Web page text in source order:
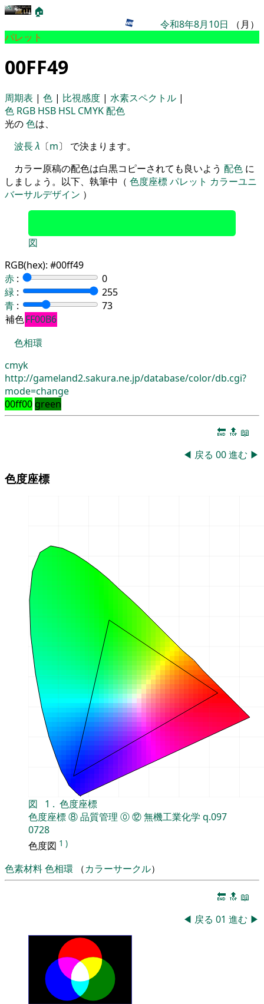
🏠
令和8年8月10日 （月）
パレット
00FF49
周期表 | 色 | 比視感度 | 水素スペクトル |
色 RGB HSB HSL CMYK配色
光の色は、
波長λ 〔m〕 で決まります。
カラー原稿の配色は白黒コピーされても良いよう 配色 に
しましょう。以下、執筆中（ 色度座標パレット カラーユニ
バーサルデザイン ）
図
RGB(hex): #00ff49
赤 :
0
緑 :
255
青 :
73
補色FF00B6
色相環
cmyk
http://gameland2.sakura.ne.jp/database/color/db.cgi?
mode=change
00ff00 green
🔚 🔝 📖
◀ 戻る 00進む ▶
色度座標
図 1 . 色度座標
色度座標⑧品質管理 ⓪⑫無機工業化学 q.097
0728
色度図 1 )
色素材料色相環 （カラーサークル）
🔚 🔝 📖
◀ 戻る 01 進む ▶